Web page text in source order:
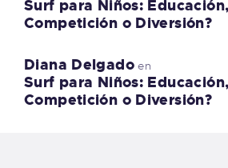
Surf para Niños: Educación,
Competición o Diversión?
Diana Delgadoen
Surf para Niños: Educación,
Competición o Diversión?